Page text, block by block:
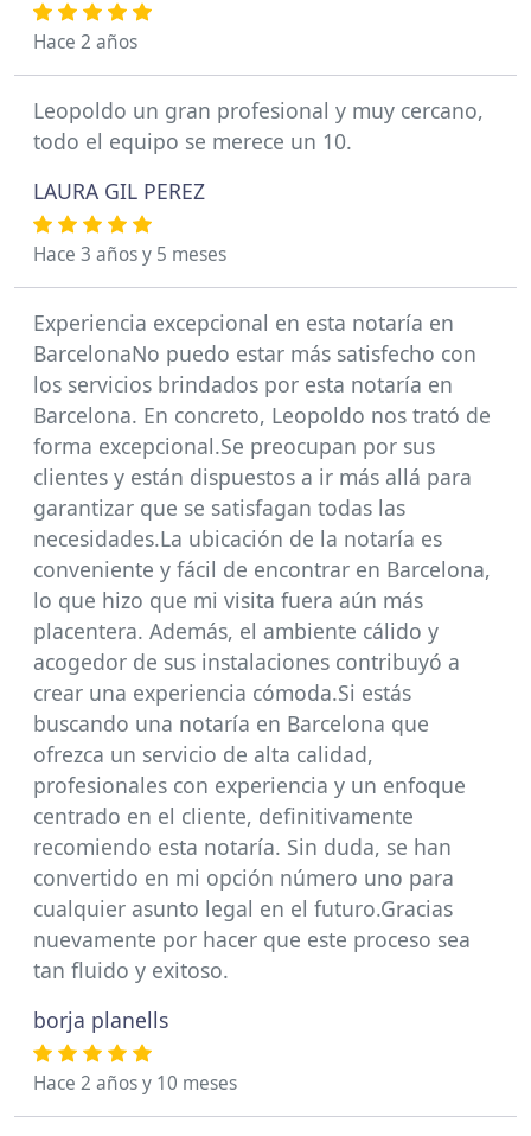
Hace 2 años
Leopoldo un gran profesional y muy cercano,
todo el equipo se merece un 10.
LAURA GIL PEREZ
Hace 3 años y 5 meses
Experiencia excepcional en esta notaría en
BarcelonaNo puedo estar más satisfecho con
los servicios brindados por esta notaría en
Barcelona. En concreto, Leopoldo nos trató de
forma excepcional.Se preocupan por sus
clientes y están dispuestos a ir más allá para
garantizar que se satisfagan todas las
necesidades.La ubicación de la notaría es
conveniente y fácil de encontrar en Barcelona,
lo que hizo que mi visita fuera aún más
placentera. Además, el ambiente cálido y
acogedor de sus instalaciones contribuyó a
crear una experiencia cómoda.Si estás
buscando una notaría en Barcelona que
ofrezca un servicio de alta calidad,
profesionales con experiencia y un enfoque
centrado en el cliente, definitivamente
recomiendo esta notaría. Sin duda, se han
convertido en mi opción número uno para
cualquier asunto legal en el futuro.Gracias
nuevamente por hacer que este proceso sea
tan fluido y exitoso.
borja planells
Hace 2 años y 10 meses